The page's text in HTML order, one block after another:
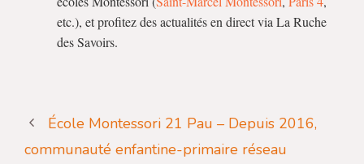
etc.), et profitez des actualités en direct via La Ruche
des Savoirs.
École Montessori 21 Pau – Depuis 2016,
communauté enfantine-primaire réseau